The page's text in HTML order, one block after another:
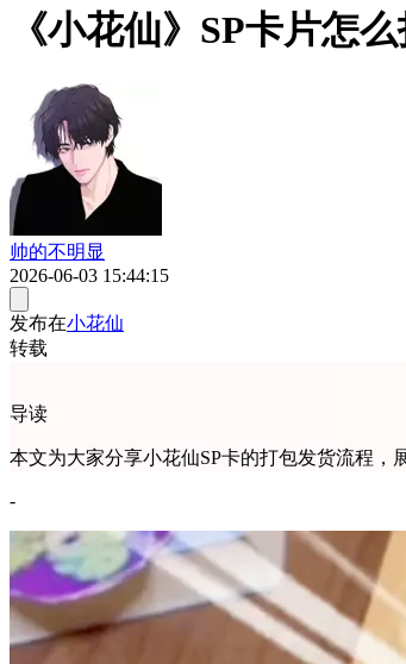
《小花仙》SP卡片怎
帅的不明显
2026-06-03 15:44:15
发布在小花仙
转载
导读
本文为大家分享小花仙SP卡的打包发货流程，
-